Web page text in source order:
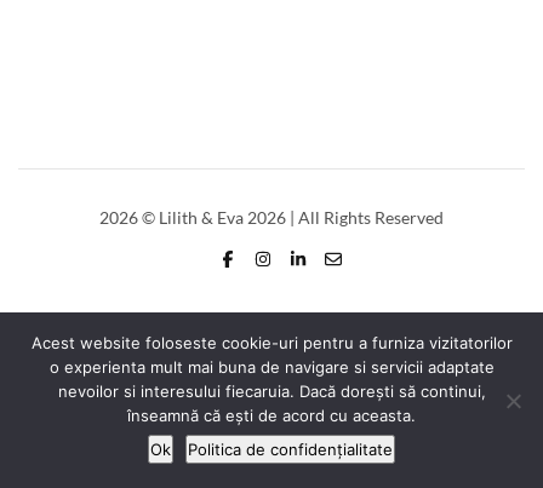
2026© Lilith & Eva 2026 | All Rights Reserved
Acest website foloseste cookie-uri pentru a furniza vizitatorilor
o experienta mult mai buna de navigare si servicii adaptate
nevoilor si interesului fiecaruia. Dacă dorești să continui,
înseamnă că ești de acord cu aceasta.
Ok
Politica de confidențialitate